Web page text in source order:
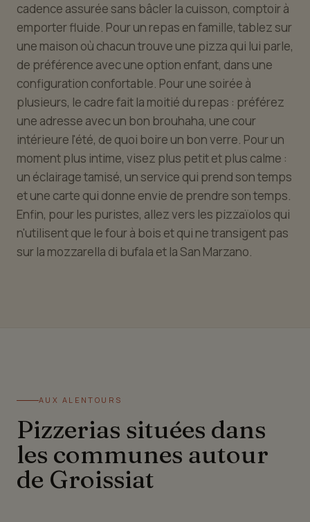
cadence assurée sans bâcler la cuisson, comptoir à
emporter fluide. Pour un repas en famille, tablez sur
une maison où chacun trouve une pizza qui lui parle,
de préférence avec une option enfant, dans une
configuration confortable. Pour une soirée à
plusieurs, le cadre fait la moitié du repas : préférez
une adresse avec un bon brouhaha, une cour
intérieure l'été, de quoi boire un bon verre. Pour un
moment plus intime, visez plus petit et plus calme :
un éclairage tamisé, un service qui prend son temps
et une carte qui donne envie de prendre son temps.
Enfin, pour les puristes, allez vers les pizzaïolos qui
n'utilisent que le four à bois et qui ne transigent pas
sur la mozzarella di bufala et la San Marzano.
AUX ALENTOURS
Pizzerias situées dans
les communes autour
de Groissiat